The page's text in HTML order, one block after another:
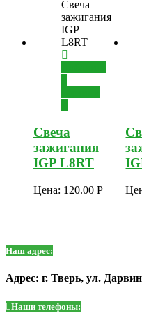
Свеча
зажигания
IGP L8RT
Цена: 120.00 Р
Наш адрес:
Адрес: г. Тверь, ул.
Наши телефоны: